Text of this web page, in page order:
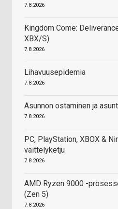
7.8.2026
Kingdom Come:
XBX/S)
7.8.2026
Lihavuusepidemia
7.8.2026
Asunnon ostaminen ja
7.8.2026
PC, PlayStation, XBOX &
väittelyketju
7.8.2026
AMD Ryzen 9000 -
(Zen 5)
7.8.2026